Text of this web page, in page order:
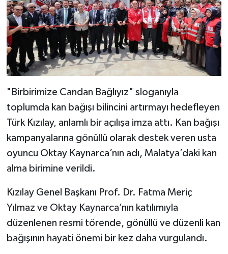
"Birbirimize Candan Bağlıyız" sloganıyla
toplumda kan bağışı bilincini artırmayı hedefleyen
Türk Kızılay, anlamlı bir açılışa imza attı. Kan bağışı
kampanyalarına gönüllü olarak destek veren usta
oyuncu Oktay Kaynarca’nın adı, Malatya’daki kan
alma birimine verildi.
Kızılay Genel Başkanı Prof. Dr. Fatma Meriç
Yılmaz ve Oktay Kaynarca’nın katılımıyla
düzenlenen resmi törende, gönüllü ve düzenli kan
bağışının hayati önemi bir kez daha vurgulandı.